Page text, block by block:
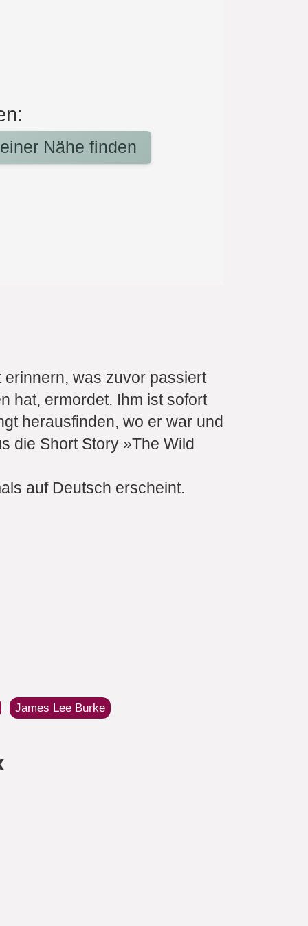
Nähe finden
was zuvor passiert
hat, ermordet. Ihm ist sofort
herausfinden, wo er war und
die Short Story »The Wild
auf Deutsch erscheint.
James Lee Burke